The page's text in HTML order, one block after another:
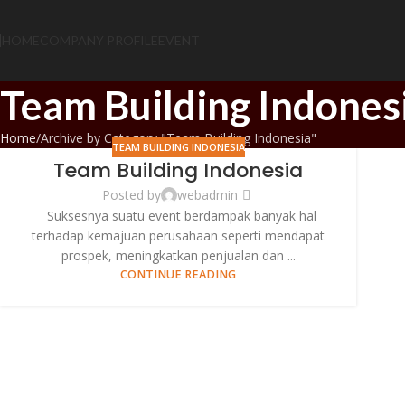
Team Building
Home Archive by Category "Team Building Indonesia"
TEAM BUILDING INDONESIA
Team Building Indonesia
Posted by
webadmin
Suksesnya suatu event berdampak banyak hal
terhadap kemajuan perusahaan seperti mendapat
prospek, meningkatkan penjualan dan ...
CONTINUE READING